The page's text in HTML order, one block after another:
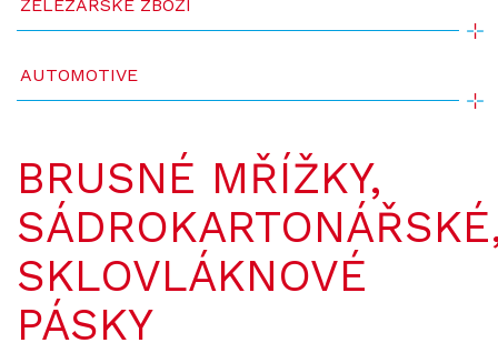
ŽELEZÁŘSKÉ ZBOŽÍ
AUTOMOTIVE
BRUSNÉ MŘÍŽKY,
SKLOVLÁKNOVÉ
PÁSKY